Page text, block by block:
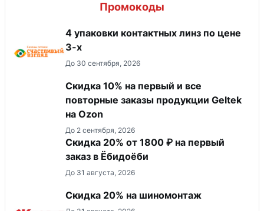
Промокоды
4 упаковки контактных линз по цене
3-х
До 30 сентября, 2026
Скидка 10% на первый и все
повторные заказы продукции Geltek
на Ozon
До 2 сентября, 2026
Скидка 20% от 1800 ₽ на первый
заказ в Ёбидоёби
До 31 августа, 2026
Скидка 20% на шиномонтаж